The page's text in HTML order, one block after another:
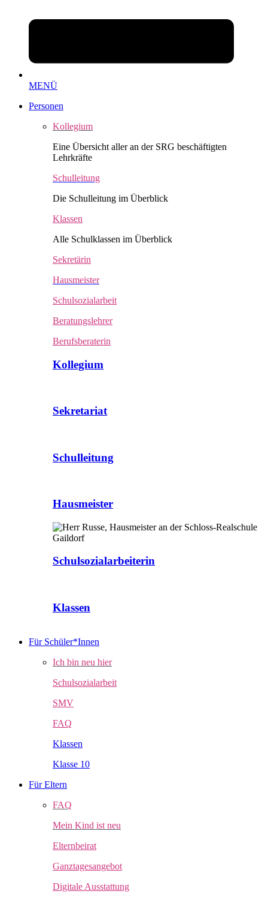
MENÜ
Personen
Kollegium
Eine Übersicht aller an der SRG beschäftigten
Lehrkräfte
Schulleitung
Die Schulleitung im Überblick
Klassen
Alle Schulklassen im Überblick
Sekretärin
Hausmeister
Schulsozialarbeit
Beratungslehrer
Berufsberaterin
Kollegium
Sekretariat
Schulleitung
Hausmeister
Schulsozialarbeiterin
Klassen
Für Schüler*Innen
Ich bin neu hier
Schulsozialarbeit
SMV
FAQ
Klassen
Klasse 10
Für Eltern
FAQ
Mein Kind ist neu
Elternbeirat
Ganztagesangebot
Digitale Ausstattung